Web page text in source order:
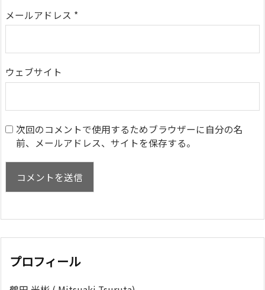
メールアドレス *
ウェブサイト
次回のコメントで使用するためブラウザーに自分の名
前、メールアドレス、サイトを保存する。
プロフィール